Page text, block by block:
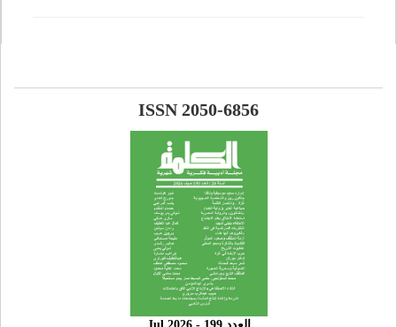
ISSN 2050-6856